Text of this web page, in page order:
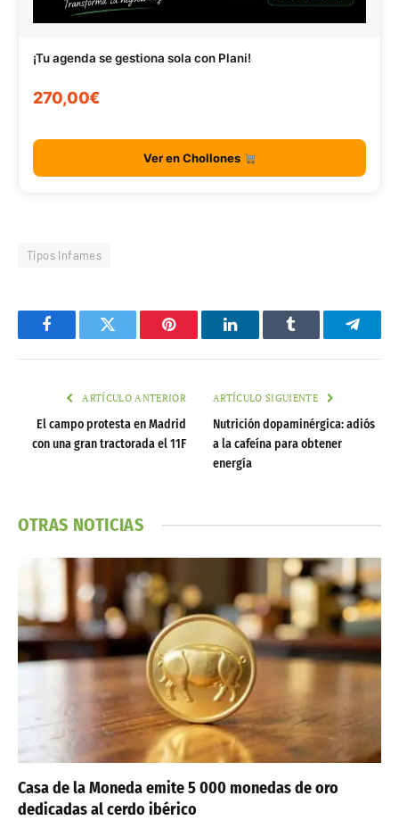
¡Tu agenda se gestiona sola con Plani!
270,00€
Ver en Chollones
Tipos Infames
FacebookTwitter Pinterest LinkedInTumblr
ARTÍCULO ANTERIOR
El campo protesta en Madrid
con una gran tractorada el 11F
ARTÍCULO SIGUIENTE
Nutrición dopaminérgica: adiós
a la cafeína para obtener
energía
OTRAS NOTICIAS
Casa de la Moneda emite 5 000 monedas de oro
dedicadas al cerdo ibérico